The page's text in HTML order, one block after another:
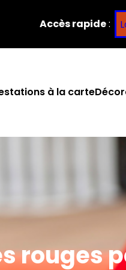
Accès rapide:
à la carte
rouges